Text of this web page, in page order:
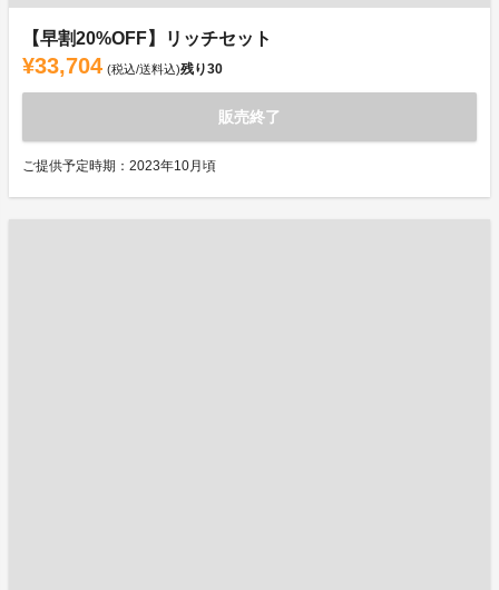
【早割20%OFF】リッチセット
¥33,704 (税込/送料込)残り30
販売終了
ご提供予定時期：2023年10月頃